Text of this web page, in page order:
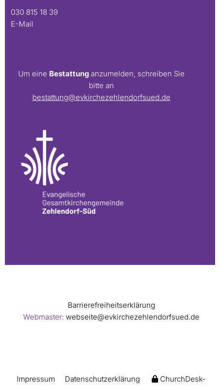
030 815 18 39
E-Mail
Um eine Bestattung anzumelden, schreiben Sie
bitte an
bestattung@evkirchezehlendorfsued.de
Barrierefreiheitserklärung
Webmaster: webseite@evkirchezehlendorfsued.de
Impressum Datenschutzerklärung
ChurchDesk-